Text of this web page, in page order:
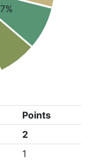
7%
Points
2
1